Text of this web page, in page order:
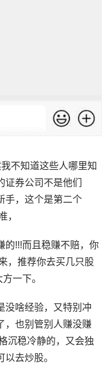
不知道这些人哪里知
券公司不是他们
手，这个是第二个
，
的!!!而且稳赚不赔，你
，推荐你去买几只股
一下。
没啥经验，又特别冲
，也别管别人赚没赚
沉稳冷静的，又会独
去炒股。